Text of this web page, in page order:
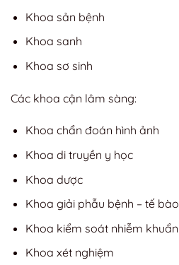
Khoa sản bệnh
Khoa sanh
Khoa sơ sinh
Các khoa cận lâm sàng:
Khoa chẩn đoán hình ảnh
Khoa di truyền y học
Khoa dược
Khoa giải phẫu bệnh – tế bào
Khoa kiểm soát nhiễm khuẩn
Khoa xét nghiệm